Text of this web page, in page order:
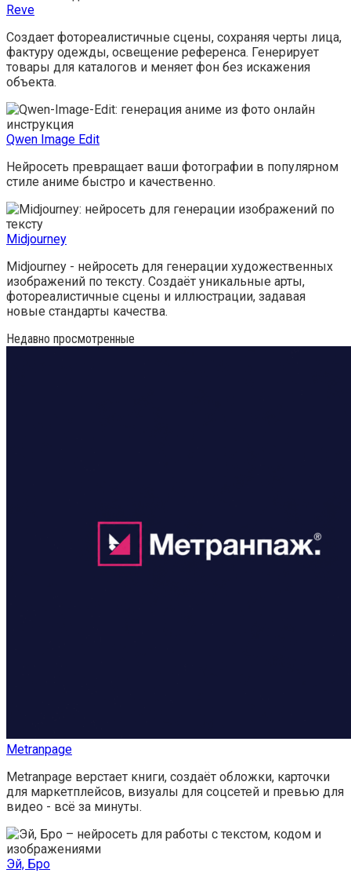
Reve
Создает фотореалистичные сцены, сохраняя черты лица,
фактуру одежды, освещение референса. Генерирует
товары для каталогов и меняет фон без искажения
объекта.
Qwen Image Edit
Нейросеть превращает ваши фотографии в популярном
стиле аниме быстро и качественно.
Midjourney
Midjourney - нейросеть для генерации художественных
изображений по тексту. Создаёт уникальные арты,
фотореалистичные сцены и иллюстрации, задавая
новые стандарты качества.
Недавно просмотренные
Metranpage
Metranpage верстает книги, создаёт обложки, карточки
для маркетплейсов, визуалы для соцсетей и превью для
видео - всё за минуты.
Эй, Бро